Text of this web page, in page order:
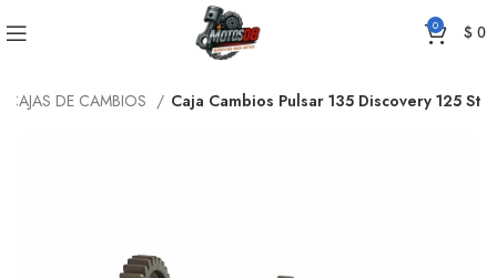
0 $0
CAJAS DE CAMBIOS Caja Cambios Pulsar 135 Discovery 125 St